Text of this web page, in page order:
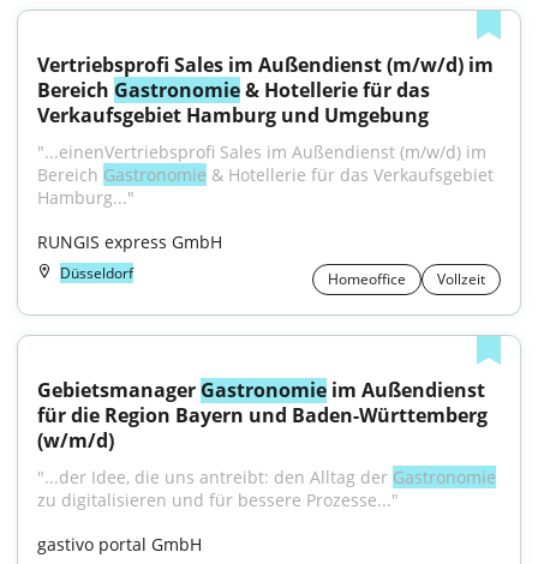
Vertriebsprofi Sales im Außendienst (m/w/d) im
Bereich Gastronomie & Hotellerie für das
Verkaufsgebiet Hamburg und Umgebung
"...einenVertriebsprofi Sales im Außendienst (m/w/d) im
Bereich Gastronomie & Hotellerie für das Verkaufsgebiet
Hamburg..."
RUNGIS express GmbH
Düsseldorf Homeoffice Vollzeit
Gebietsmanager Gastronomie im Außendienst
für die Region Bayern und Baden-Württemberg
(w/m/d)
"...der Idee, die uns antreibt: den Alltag der Gastronomie
zu digitalisieren und für bessere Prozesse..."
gastivo portal GmbH